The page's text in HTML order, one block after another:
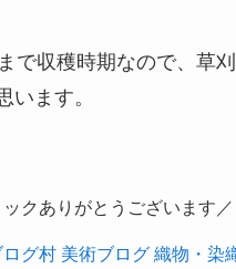
で収穫時期なので、草
います。
クありがとうございます／